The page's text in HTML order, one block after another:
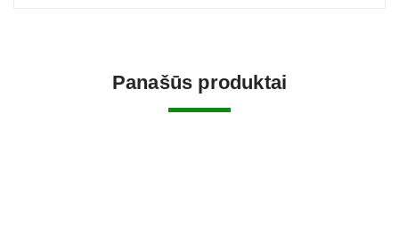
Panašūs produktai